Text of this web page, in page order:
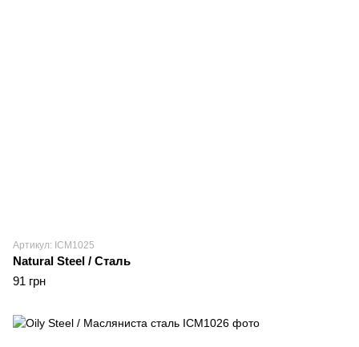
Артикул: ICM1025
Natural Steel / Сталь
91 грн